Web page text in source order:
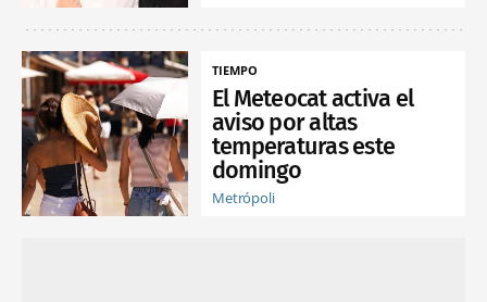
TIEMPO
El Meteocat activa el
aviso por altas
temperaturas este
domingo
Metrópoli